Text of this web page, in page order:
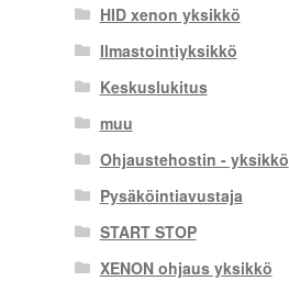
HID xenon yksikkö
Ilmastointiyksikkö
Keskuslukitus
muu
Ohjaustehostin - yksikkö
Pysäköintiavustaja
START STOP
XENON ohjaus yksikkö